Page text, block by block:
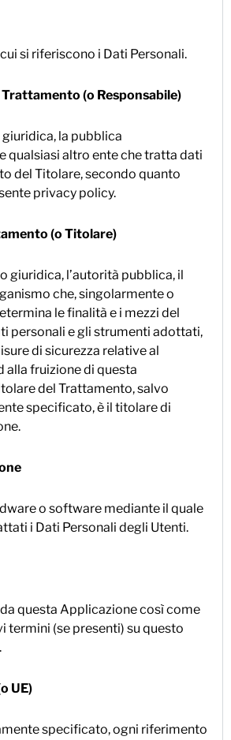
si riferiscono i Dati Personali.
Trattamento (o Responsabile)
la pubblica
qualsiasi altro ente che tratta dati
del Titolare, secondo quanto
privacy policy.
(o Titolare)
giuridica, l’autorità pubblica, il
che, singolarmente o
le finalità e i mezzi del
personali e gli strumenti adottati,
di sicurezza relative al
alla fruizione di questa
del Trattamento, salvo
specificato, è il titolare di
o software mediante il quale
i Dati Personali degli Utenti.
questa Applicazione così come
termini (se presenti) su questo
UE)
specificato, ogni riferimento